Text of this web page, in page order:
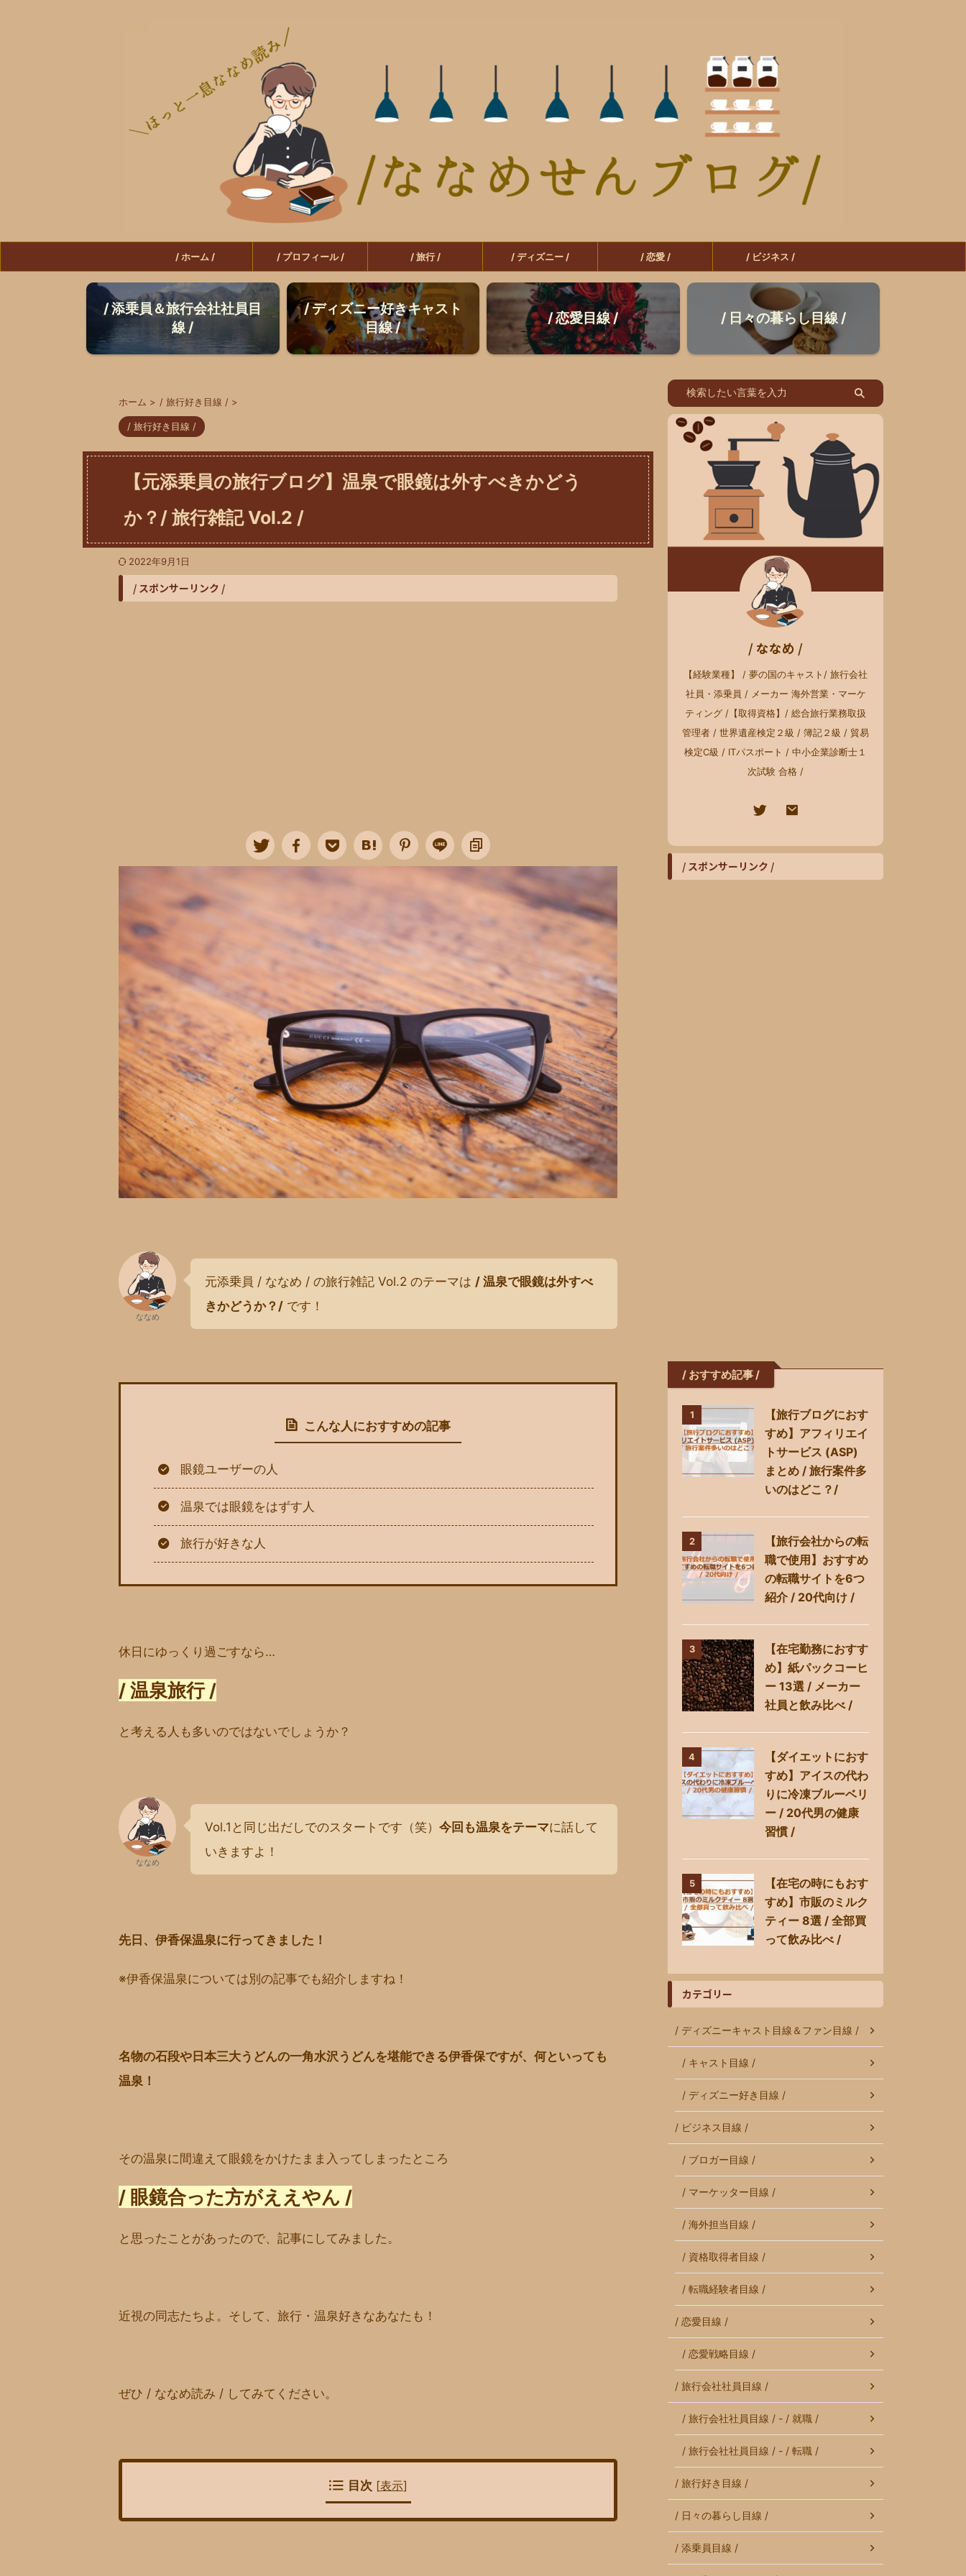
/ ホーム / / プロフィール / / 旅行 / / ディズニー / / 恋愛 / / ビジネス /
/ 添乗員＆旅行会社社員目
線 /
/ ディズニー好きキャスト
目線 /
/ 恋愛目線 / / 日々の暮らし目線 /
ホーム > / 旅行好き目線 / >
/ 旅行好き目線 /
【元添乗員の旅行ブログ】温泉で眼鏡は外すべきかどう
か？/ 旅行雑記 Vol.2 /
2022年9月1日
/ スポンサーリンク /
ななめ
元添乗員 / ななめ / の旅行雑記 Vol.2 のテーマは / 温泉で眼鏡は外すべ
きかどうか？/ です！
こんな人におすすめの記事
眼鏡ユーザーの人
温泉では眼鏡をはずす人
旅行が好きな人
休日にゆっくり過ごすなら…
/ 温泉旅行 /
と考える人も多いのではないでしょうか？
ななめ
Vol.1と同じ出だしでのスタートです（笑） 今回も温泉をテーマに話して
いきますよ！
先日、伊香保温泉に行ってきました！
※伊香保温泉については別の記事でも紹介しますね！
名物の石段や日本三大うどんの一角水沢うどんを堪能できる伊香保ですが、何といっても
温泉！
その温泉に間違えて眼鏡をかけたまま入ってしまったところ
/ 眼鏡合った方がええやん /
と思ったことがあったので、記事にしてみました。
近視の同志たちよ。そして、旅行・温泉好きなあなたも！
ぜひ / ななめ読み / してみてください。
目次 [表示]
/ ななめ /
【経験業種】 / 夢の国のキャスト/ 旅行会社
社員・添乗員 / メーカー 海外営業・マーケ
ティング /【取得資格】/ 総合旅行業務取扱
管理者 / 世界遺産検定２級 / 簿記２級 / 貿易
検定C級 / ITパスポート / 中小企業診断士１
次試験 合格 /
/ スポンサーリンク /
/ おすすめ記事 /
1
【旅行ブログにおす
すめ】アフィリエイ
トサービス (ASP)
まとめ / 旅行案件多
いのはどこ？/
2
【旅行会社からの転
職で使用】おすすめ
の転職サイトを6つ
紹介 / 20代向け /
3
【在宅勤務におすす
め】紙パックコーヒ
ー 13選 / メーカー
社員と飲み比べ /
4
【ダイエットにおす
すめ】アイスの代わ
りに冷凍ブルーベリ
ー / 20代男の健康
習慣 /
5
【在宅の時にもおす
すめ】市販のミルク
ティー 8選 / 全部買
って飲み比べ /
カテゴリー
/ ディズニーキャスト目線＆ファン目線 /
/ キャスト目線 /
/ ディズニー好き目線 /
/ ビジネス目線 /
/ ブロガー目線 /
/ マーケッター目線 /
/ 海外担当目線 /
/ 資格取得者目線 /
/ 転職経験者目線 /
/ 恋愛目線 /
/ 恋愛戦略目線 /
/ 旅行会社社員目線 /
/ 旅行会社社員目線 / - / 就職 /
/ 旅行会社社員目線 / - / 転職 /
/ 旅行好き目線 /
/ 日々の暮らし目線 /
/ 添乗員目線 /